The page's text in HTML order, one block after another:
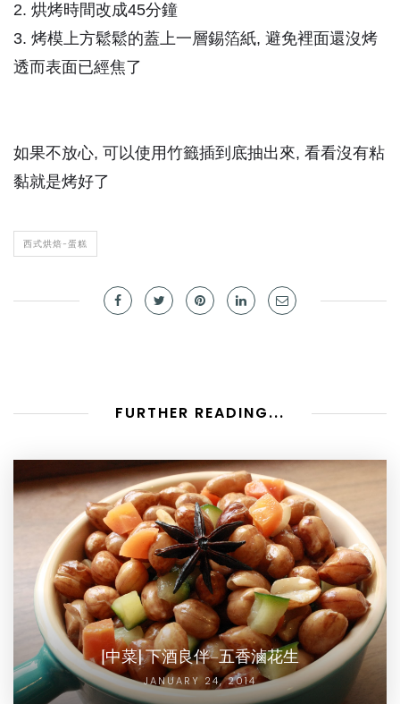
2. 烘烤時間改成45分鐘
3. 烤模上方鬆鬆的蓋上一層錫箔紙, 避免裡面還沒烤
透而表面已經焦了
如果不放心, 可以使用竹籤插到底抽出來, 看看沒有粘
黏就是烤好了
西式烘焙-蛋糕
FURTHER READING...
[中菜] 下酒良伴–五香滷花生
JANUARY 24, 2014